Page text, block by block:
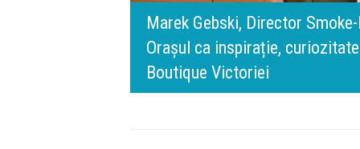
Morris România:
din spatele IQOS
140 de ani de
timpului” este să
de oameni, siguranță